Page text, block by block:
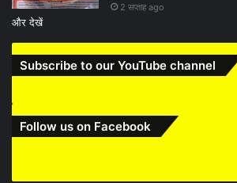
2 सप्ताह ago
और देखें
Subscribe to our YouTube channel
Follow us on Facebook